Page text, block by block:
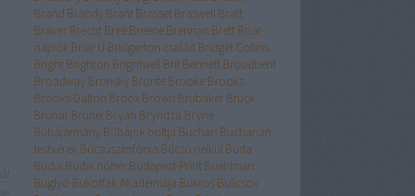
Brand Brandy Brant Brasset Braswell Bratt
Braver Brecht Bree Breene Brennan Brett Briar-
naplók Briar U Bridgerton család Bridget Collins
Bright Brighton Brightwell Brit Bennett Broadbent
Broadway Bronsky Bronte Brooke Brooks
Brooks-Dalton Broox Brown Brubaker Bruck
Brunar Brunel Bryan Bryndza Bryne
Bűbájármány Bűbájok boltja Buchan Buchanan
testvérek Búcsúszimfónia Búcsú nélkül Buda
Budai Budai hóhér Budapest-Print Buehlman
Buglyó Bukottak Akadémiája Bukros Bulicsov